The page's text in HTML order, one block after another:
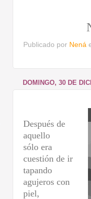
Publicado por Nená
DOMINGO, 30 DE
Después de
aquello
sólo era
cuestión de ir
tapando
agujeros con
piel,